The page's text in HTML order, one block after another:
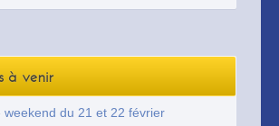
à venir
weekend du 21 et 22 février